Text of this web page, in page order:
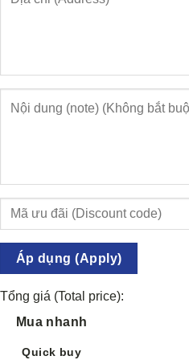
Áp dụng (Apply)
Tổng giá (Total price):
Mua nhanh
Quick buy